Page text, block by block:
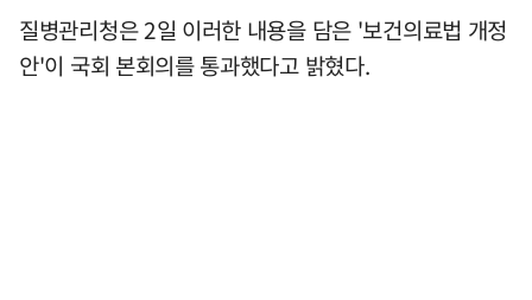
질병관리청은 2일 이러한 내용을 담은 '보건의료법 개정
안'이 국회 본회의를 통과했다고 밝혔다.